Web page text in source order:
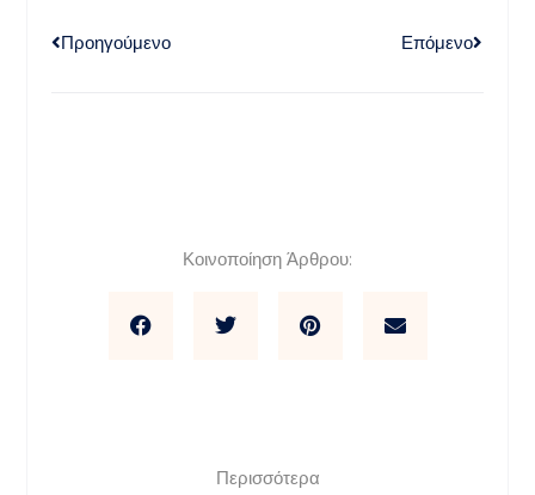
Προηγούμενο Επόμενο
Κοινοποίηση Άρθρου:
Περισσότερα